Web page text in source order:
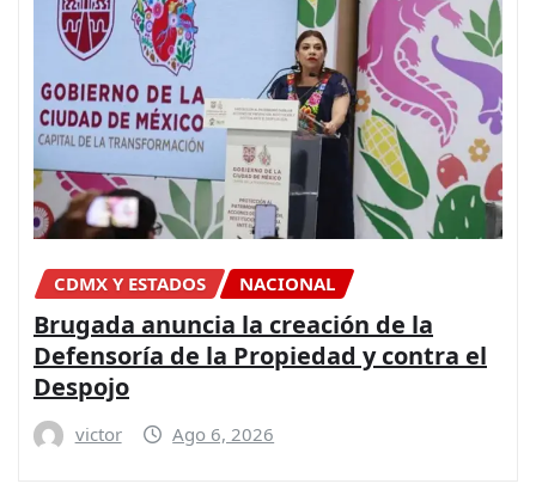
CDMX Y ESTADOS NACIONAL
Brugada anuncia la creación de la
Defensoría de la Propiedad y contra el
Despojo
victor Ago 6, 2026